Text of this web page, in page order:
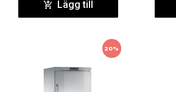
Lägg till
20%